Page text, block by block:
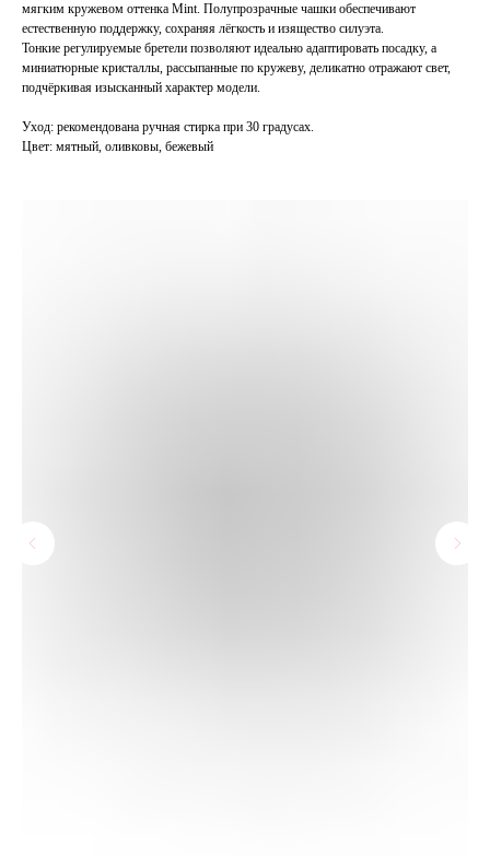
мягким кружевом оттенка Mint. Полупрозрачные чашки обеспечивают
естественную поддержку, сохраняя лёгкость и изящество силуэта.
Тонкие регулируемые бретели позволяют идеально адаптировать посадку, а
миниатюрные кристаллы, рассыпанные по кружеву, деликатно отражают свет,
подчёркивая изысканный характер модели.
Уход: рекомендована ручная стирка при 30 градусах.
Цвет: мятный, оливковы, бежевый